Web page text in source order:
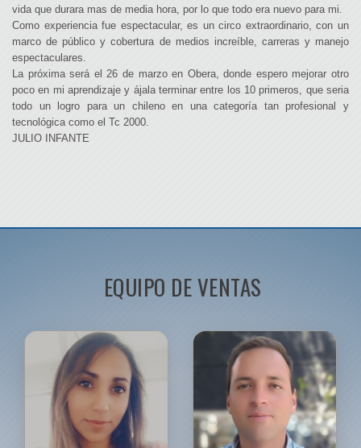
vida que durara mas de media hora, por lo que todo era nuevo para mi.
Como experiencia fue espectacular, es un circo extraordinario, con un
marco de público y cobertura de medios increíble, carreras y manejo
espectaculares.
La próxima será el 26 de marzo en Obera, donde espero mejorar otro
poco en mi aprendizaje y ájala terminar entre los 10 primeros, que seria
todo un logro para un chileno en una categoría tan profesional y
tecnológica como el Tc 2000.
JULIO INFANTE
EQUIPO DE VENTAS